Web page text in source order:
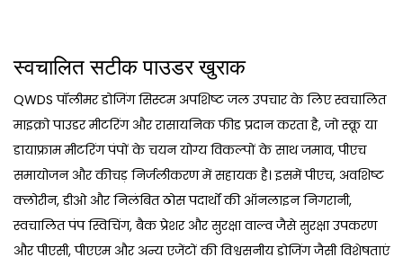
स्वचालित सटीक पाउडर खुराक
QWDS पॉलीमर डोजिंग सिस्टम अपशिष्ट जल उपचार के लिए स्वचालित
माइक्रो पाउडर मीटरिंग और रासायनिक फीड प्रदान करता है, जो स्क्रू या
डायाफ्राम मीटरिंग पंपों के चयन योग्य विकल्पों के साथ जमाव, पीएच
समायोजन और कीचड़ निर्जलीकरण में सहायक है। इसमें पीएच, अवशिष्ट
क्लोरीन, डीओ और निलंबित ठोस पदार्थों की ऑनलाइन निगरानी, ​​
स्वचालित पंप स्विचिंग, बैक प्रेशर और सुरक्षा वाल्व जैसे सुरक्षा उपकरण
और पीएसी, पीएएम और अन्य एजेंटों की विश्वसनीय डोजिंग जैसी विशेषताएं